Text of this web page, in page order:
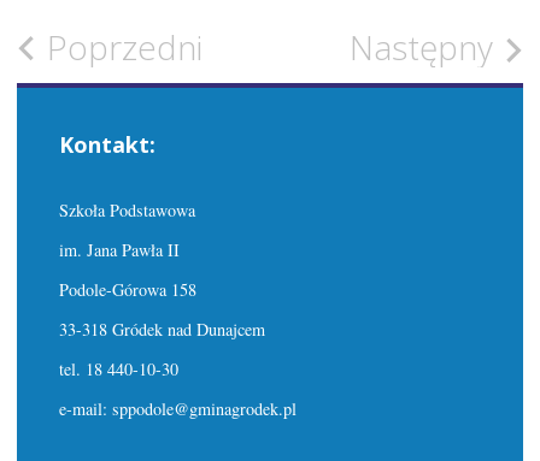
Zobacz
wpisy
Poprzedni Następny
Kontakt:
Szkoła Podstawowa
im. Jana Pawła II
Podole-Górowa 158
33-318 Gródek nad Dunajcem
tel. 18 440-10-30
e-mail: sppodole@gminagrodek.pl